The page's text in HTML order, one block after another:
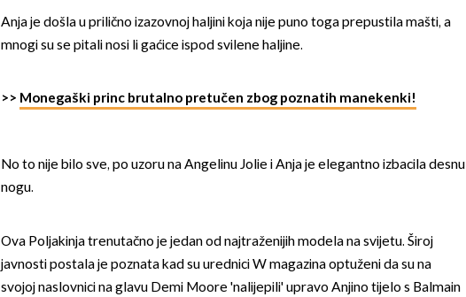
Anja je došla u prilično izazovnoj haljini koja nije puno toga prepustila mašti, a
mnogi su se pitali nosi li gaćice ispod svilene haljine.
>> Monegaški princ brutalno pretučen zbog poznatih manekenki!
No to nije bilo sve, po uzoru na Angelinu Jolie i Anja je elegantno izbacila desnu
nogu.
Ova Poljakinja trenutačno je jedan od najtraženijih modela na svijetu. Široj
javnosti postala je poznata kad su urednici W magazina optuženi da su na
svojoj naslovnici na glavu Demi Moore 'nalijepili' upravo Anjino tijelo s Balmain